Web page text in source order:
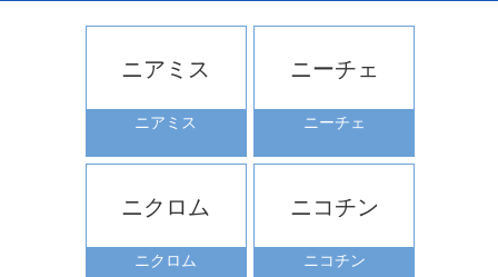
ニアミス
ニアミス
ニーチェ
ニーチェ
ニクロム
ニクロム
ニコチン
ニコチン